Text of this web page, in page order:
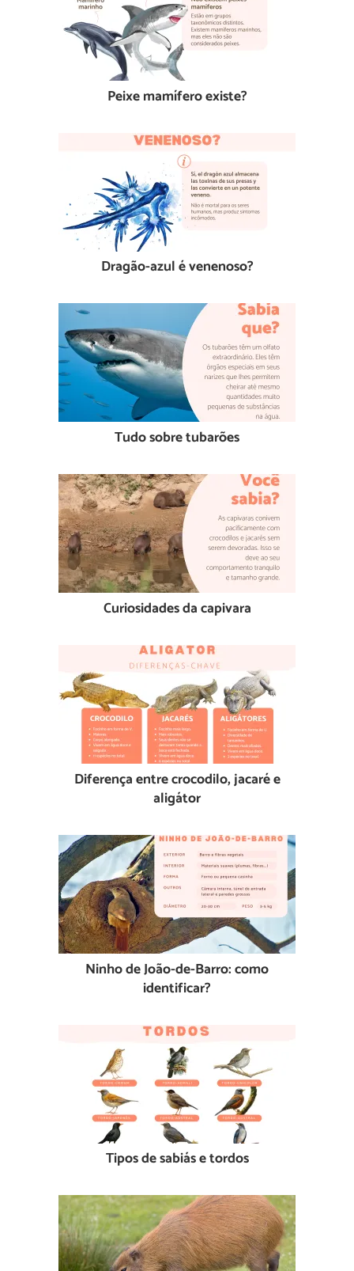
Peixe mamífero existe?
Dragão-azul é venenoso?
Tudo sobre tubarões
Curiosidades da capivara
Diferença entre crocodilo, jacaré e
aligátor
Ninho de João-de-Barro: como
identificar?
Tipos de sabiás e tordos